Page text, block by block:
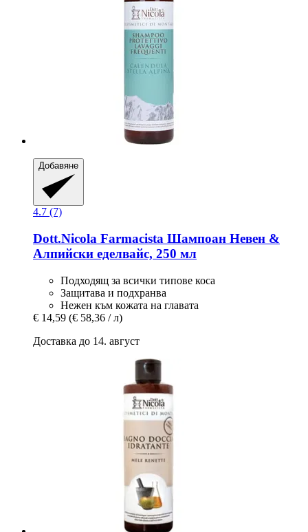
Добавяне
4.7 (7)
Dott.Nicola Farmacista Шампоан Невен &
Алпийски еделвайс, 250 мл
Подходящ за всички типове коса
Защитава и подхранва
Нежен към кожата на главата
€ 14,59 (€ 58,36 / л)
Доставка до 14. август